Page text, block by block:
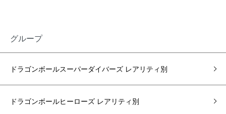
グループ
ドラゴンボールスーパーダイバーズ レアリティ別
ドラゴンボールヒーローズ レアリティ別